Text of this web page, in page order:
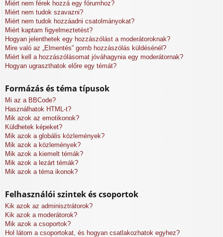
Miért nem férek hozzá egy fórumhoz?
Miért nem tudok szavazni?
Miért nem tudok hozzáadni csatolmányokat?
Miért kaptam figyelmeztetést?
Hogyan jelenthetek egy hozzászólást a moderátoroknak?
Mire való az „Elmentés” gomb hozzászólás küldésénél?
Miért kell a hozzászólásomat jóváhagynia egy moderátornak?
Hogyan ugraszthatok előre egy témát?
Formázás és téma típusok
Mi az a BBCode?
Használhatok HTML-t?
Mik azok az emotikonok?
Küldhetek képeket?
Mik azok a globális közlemények?
Mik azok a közlemények?
Mik azok a kiemelt témák?
Mik azok a lezárt témák?
Mik azok a téma ikonok?
Felhasználói szintek és csoportok
Kik azok az adminisztrátorok?
Kik azok a moderátorok?
Mik azok a csoportok?
Hol látom a csoportokat, és hogyan csatlakozhatok egyhez?